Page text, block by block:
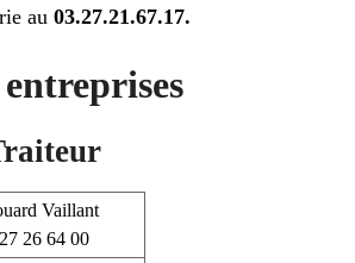
au 03.27.21.67.17.
Vaillant
26 64 00